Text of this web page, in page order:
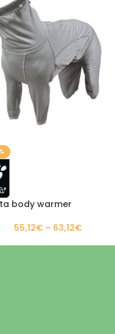
body warmer
55,12€ – 63,12€